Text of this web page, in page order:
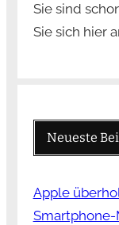
Sie sind
Sie sich hier
Neueste
Apple